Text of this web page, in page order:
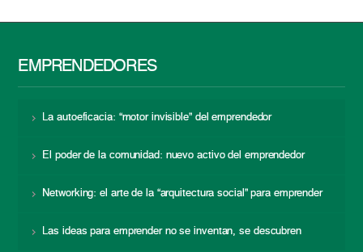
EMPRENDEDORES
La autoeficacia: “motor invisible” del emprendedor
El poder de la comunidad: nuevo activo del emprendedor
Networking: el arte de la “arquitectura social” para emprender
Las ideas para emprender no se inventan, se descubren